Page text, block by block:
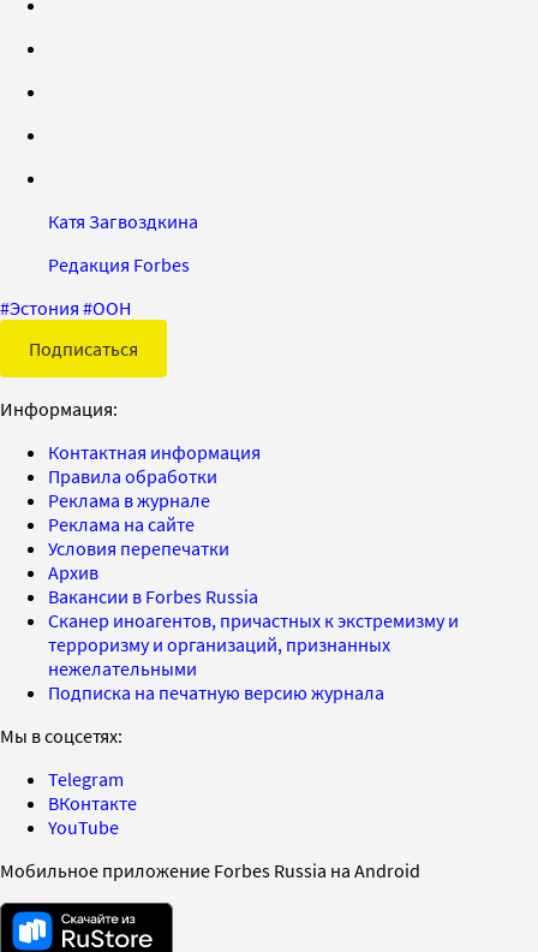
Катя Загвоздкина
Редакция Forbes
#Эстония #ООН
Подписаться
Информация:
Контактная информация
Правила обработки
Реклама в журнале
Реклама на сайте
Условия перепечатки
Архив
Вакансии в Forbes Russia
Сканер иноагентов, причастных к экстремизму и
терроризму и организаций, признанных
нежелательными
Подписка на печатную версию журнала
Мы в соцсетях:
Telegram
ВКонтакте
YouTube
Мобильное приложение Forbes Russia на Android